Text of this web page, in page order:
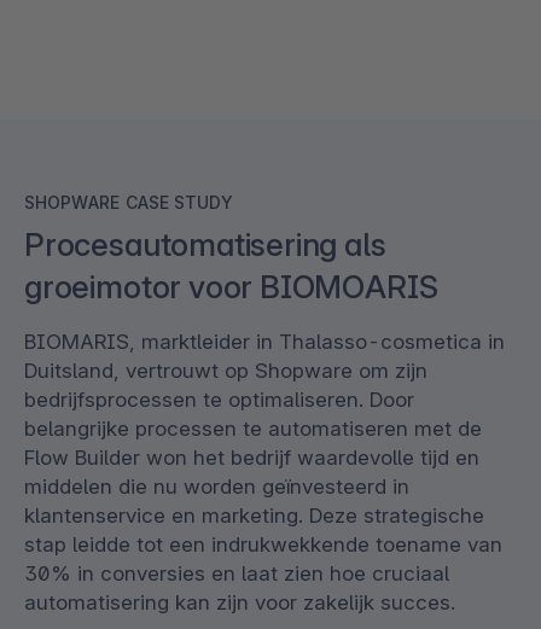
SHOPWARE CASE STUDY
Procesautomatisering als
groeimotor voor BIOMOARIS
BIOMARIS, marktleider in Thalasso-cosmetica in
Duitsland, vertrouwt op Shopware om zijn
bedrijfsprocessen te optimaliseren. Door
belangrijke processen te automatiseren met de
Flow Builder won het bedrijf waardevolle tijd en
middelen die nu worden geïnvesteerd in
klantenservice en marketing. Deze strategische
stap leidde tot een indrukwekkende toename van
30% in conversies en laat zien hoe cruciaal
automatisering kan zijn voor zakelijk succes.